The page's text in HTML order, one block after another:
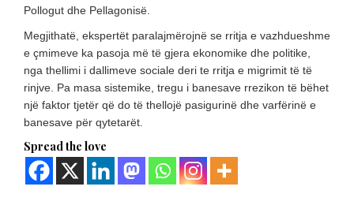
Pollogut dhe Pellagonisë.
Megjithatë, ekspertët paralajmërojnë se rritja e vazhdueshme
e çmimeve ka pasoja më të gjera ekonomike dhe politike,
nga thellimi i dallimeve sociale deri te rritja e migrimit të të
rinjve. Pa masa sistemike, tregu i banesave rrezikon të bëhet
një faktor tjetër që do të thellojë pasigurinë dhe varfërinë e
banesave për qytetarët.
Spread the love